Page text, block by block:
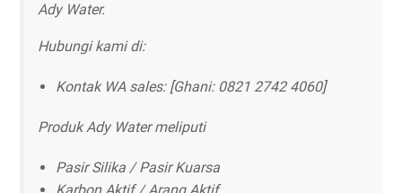
Ady Water.
Hubungi kami di:
Kontak WA sales: [Ghani: 0821 2742 4060]
Produk Ady Water meliputi
Pasir Silika / Pasir Kuarsa